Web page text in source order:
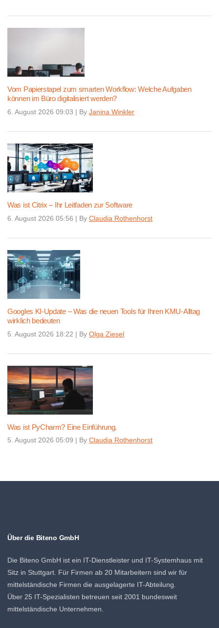
Vom Papierstapel zum smarten Workflow: Welche Aufgaben
können im Büro digitalisiert werden?
6. August 2026 09:03 | By Janina Winkler
Was ist Citrix – Ihr Leitfaden zur Software
6. August 2026 05:56 | By Claudia Rothenhorst
Googles KI-Update – Was die neuen Tools für Ihren KMU-Alltag
wirklich bedeuten
5. August 2026 18:22 | By Olga Ziesel
Was ist PyCharm? Eine Einführung.
5. August 2026 05:09 | By Claudia Rothenhorst
Über die Biteno GmbH
Die Biteno GmbH ist ein IT-Dienstleister und IT-Systemhaus mit
Sitz in Stuttgart. Für Firmen ab 20 Mitarbeitern sind wir für
mittelständische Firmen die ausgelagerte IT-Abteilung.
Über 25 IT-Spezialisten betreuen seit 2001 bundesweit
mittelständische Unternehmen.